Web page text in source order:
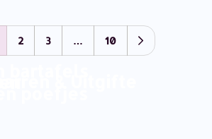
2 3 … 10